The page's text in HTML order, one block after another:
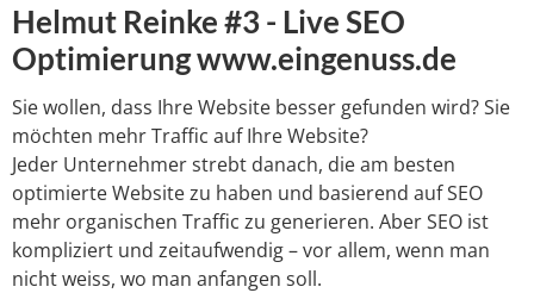
Helmut Reinke #3 - Live SEO
Optimierung www.eingenuss.de
Sie wollen, dass Ihre Website besser gefunden wird? Sie
möchten mehr Traffic auf Ihre Website?
Jeder Unternehmer strebt danach, die am besten
optimierte Website zu haben und basierend auf SEO
mehr organischen Traffic zu generieren. Aber SEO ist
kompliziert und zeitaufwendig – vor allem, wenn man
nicht weiss, wo man anfangen soll.